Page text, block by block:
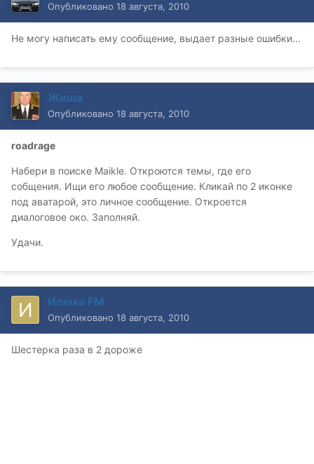
Опубликовано 18 августа, 2010
Не могу написать ему сообщение, выдает разные ошибки...
Жиша
Опубликовано 18 августа, 2010
roadrage
Набери в поиске Maikle. Откроются темы, где его
собщения. Ищи его любое сообщение. Кликай по 2 иконке
под аватарой, это личное сообщение. Откроется
диалоговое око. Заполняй.
Удачи.
Илюха FM
Опубликовано 18 августа, 2010
Шестерка раза в 2 дороже